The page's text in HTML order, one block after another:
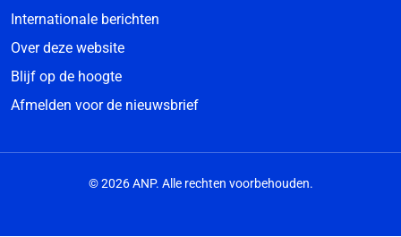
Internationale berichten
Over deze website
Blijf op de hoogte
Afmelden voor de nieuwsbrief
© 2026 ANP. Alle rechten voorbehouden.